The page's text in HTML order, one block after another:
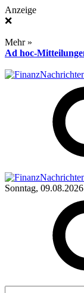
Anzeige
❌
Mehr »
Ad hoc-
Sonntag, 09.08.2026